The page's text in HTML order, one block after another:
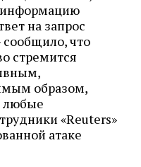
информацию
на запрос
сообщило, что
стремится
образом,
любые
«Reuters»
атаке